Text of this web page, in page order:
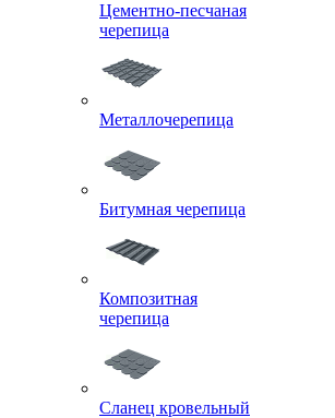
Цементно-песчаная
черепица
Металлочерепица
Битумная черепица
Композитная
черепица
Сланец кровельный